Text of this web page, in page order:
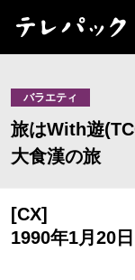
バラエティ
旅はWith遊
大食漢の旅
[CX]
1990年1月20